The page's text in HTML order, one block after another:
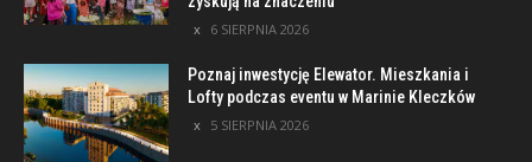
6 SIERPNIA 2026
Poznaj inwestycję Elewator. Mieszkania i
Lofty podczas eventu w Marinie Kleczków
5 SIERPNIA 2026